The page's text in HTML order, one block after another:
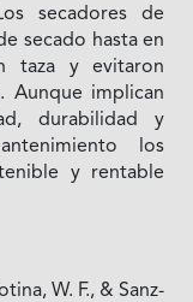
secadores de
secado hasta en
taza y evitaron
Aunque implican
durabilidad y
los
y rentable
W. F., & Sanz-